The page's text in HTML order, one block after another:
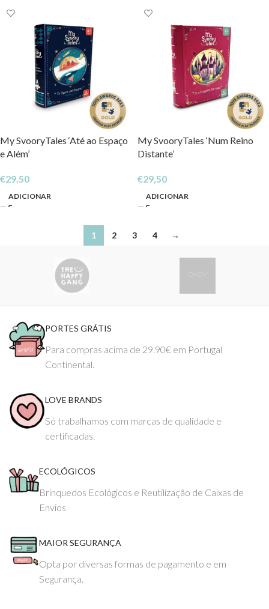
My SvooryTales ‘Até ao Espaço
e Além’
€29,50
ADICIONAR
My SvooryTales ‘Num Reino
Distante’
€29,50
ADICIONAR
1 2 3 4 →
PORTES GRÁTIS
Para compras acima de 29.90€ em Portugal
Continental.
LOVE BRANDS
Só trabalhamos com marcas de qualidade e
certificadas.
ECOLÓGICOS
Brinquedos Ecológicos e Reutilização de Caixas de
Envios
MAIOR SEGURANÇA
Opta por diversas formas de pagamento e em
Segurança.